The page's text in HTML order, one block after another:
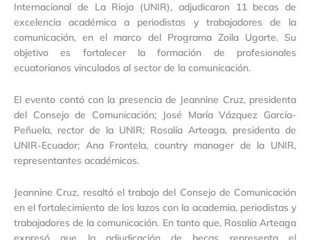
Internacional de La Rioja (UNIR), adjudicaron 11 becas de
excelencia académica a periodistas y trabajadores de la
comunicación, en el marco del Programa Zoila Ugarte. Su
objetivo es fortalecer la formación de profesionales
ecuatorianos vinculados al sector de la comunicación.
El evento contó con la presencia de Jeannine Cruz, presidenta
del Consejo de Comunicación; José María Vázquez García-
Peñuela, rector de la UNIR; Rosalía Arteaga, presidenta de
UNIR-Ecuador; Ana Frontela, country manager de la UNIR,
representantes académicos.
Jeannine Cruz, resaltó el trabajo del Consejo de Comunicación
en el fortalecimiento de los lazos con la academia, periodistas y
trabajadores de la comunicación. En tanto que, Rosalía Arteaga